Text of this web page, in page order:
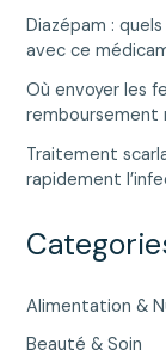
Diazépam :
avec ce
Où envoyer les
remboursement
Traitement
rapidement
Alimentation &
Beauté & Soin